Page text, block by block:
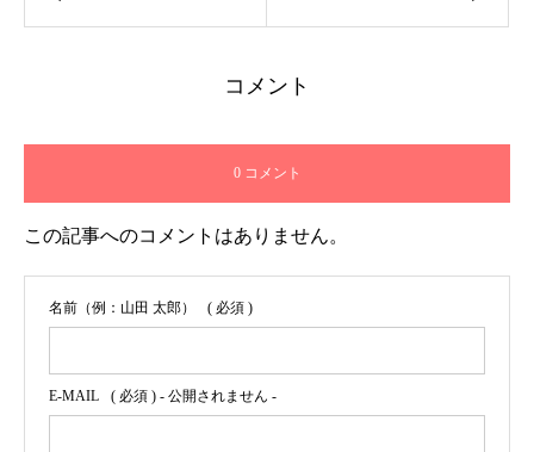
コメント
0 コメント
この記事へのコメントはありません。
名前（例：山田 太郎） ( 必須 )
E-MAIL ( 必須 ) - 公開されません -